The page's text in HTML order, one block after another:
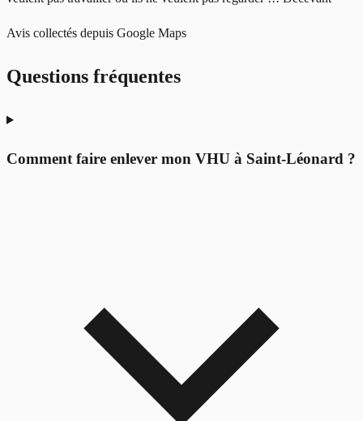
Avis collectés depuis Google Maps
Questions fréquentes
Comment faire enlever mon VHU à Saint-Léonard ?